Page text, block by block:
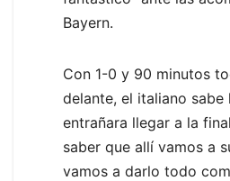
Bayern.
Con 1-0 y 90 minutos
delante, el italiano
entrañara llegar a la
saber que allí vamos a
vamos a darlo todo